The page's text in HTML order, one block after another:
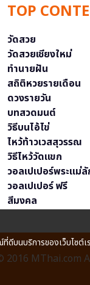
TOP
วัดสวย
วัดสวยเชียงใหม่
ทำนายฝัน
สถิติหวยรายเดือน
ดวงรายวัน
บทสวดมนต์
วิธีบนไอ้ไข่
ไหว้ท้าวเวสสุวรรณ
วิธีไหว้วัดแขก
วอลเปเปอร์พระแม่
วอลเปเปอร์ ฟรี
สีมงคล
MThai.com
บนบริการของเว็บไซ